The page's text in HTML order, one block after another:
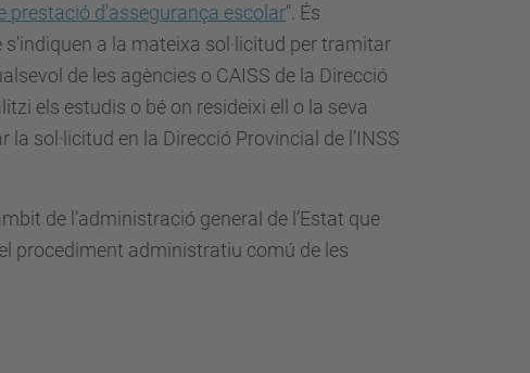
prestació d'assegurança escolar". És
a la mateixa sol·licitud per tramitar
de les agències o CAISS de la Direcció
els estudis o bé on resideixi ell o la seva
sol·licitud en la Direcció Provincial de l’INSS
de l’administració general de l’Estat que
procediment administratiu comú de les